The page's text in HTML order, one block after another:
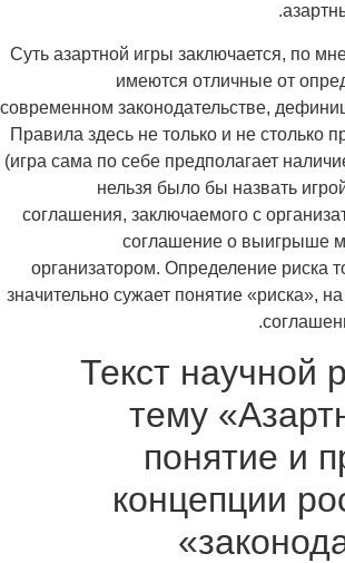
Суть азартной игры заключается, по
имеются отличные от
современном законодательстве,
Правила здесь не только и не столько
(игра сама по себе предполагает
нельзя было бы назвать
соглашения, заключаемого с
соглашение о выигрыше
организатором. Определение риска
значительно сужает понятие «риска»,
Текст научной
тему
понятие и
концепции